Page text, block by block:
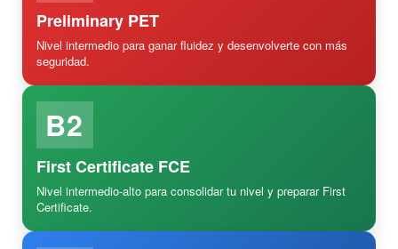
Preliminary PET
Nivel intermedio para ganar fluidez y desenvolverte con más
seguridad.
B2
First Certificate FCE
Nivel intermedio-alto para consolidar tu nivel y preparar First
Certificate.